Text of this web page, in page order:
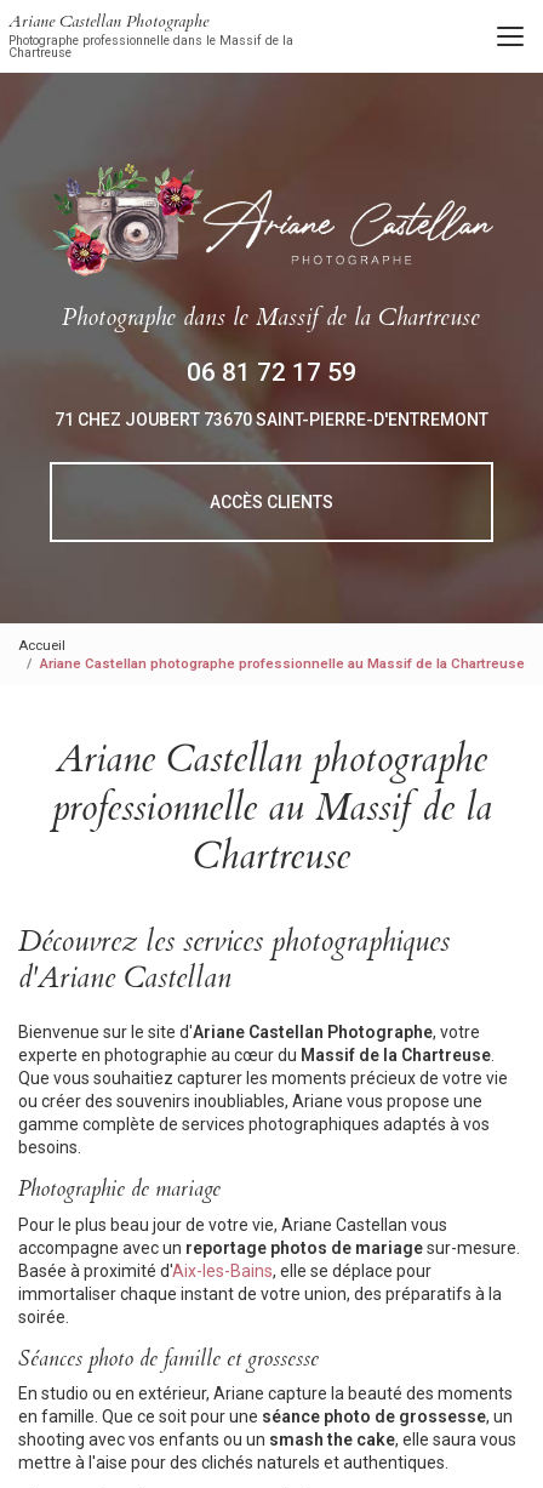
au
contenu
Ariane Castellan Photographe
Photographe professionnelle dans le Massif de la
Chartreuse
Photographedans le Massif de la Chartreuse
06 81 72 17 59
71 CHEZ JOUBERT 73670 SAINT-PIERRE-D'ENTREMONT
ACCÈS CLIENTS
Accueil
Ariane Castellan photographe professionnelle au Massif de la Chartreuse
Ariane Castellan photographe
professionnelle au Massif de la
Chartreuse
Découvrez les services photographiques
d'Ariane Castellan
Bienvenue sur le site d'Ariane Castellan Photographe, votre
experte en photographie au cœur du Massif de la Chartreuse
Que vous souhaitiez capturer les moments précieux de votre vie
ou créer des souvenirs inoubliables, Ariane vous propose une
gamme complète de services photographiques adaptés à vos
besoins.
Photographie de mariage
Pour le plus beau jour de votre vie, Ariane Castellan vous
accompagne avec un reportage photos de mariagesur-mesure.
Basée à proximité d'Aix-les-Bains, elle se déplace pour
immortaliser chaque instant de votre union, des préparatifs à la
soirée.
Séances photo de famille et grossesse
En studio ou en extérieur, Ariane capture la beauté des moments
en famille. Que ce soit pour une séance photo de grossesse, un
shooting avec vos enfants ou un smash the cake, elle saura vous
mettre à l'aise pour des clichés naturels et authentiques.